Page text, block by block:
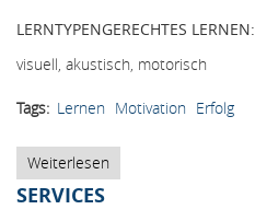
LERNTYPENGERECHTES LERNEN:
visuell, akustisch, motorisch
Tags Lernen Motivation Erfolg
Weiterlesen
Lernen
SERVICES